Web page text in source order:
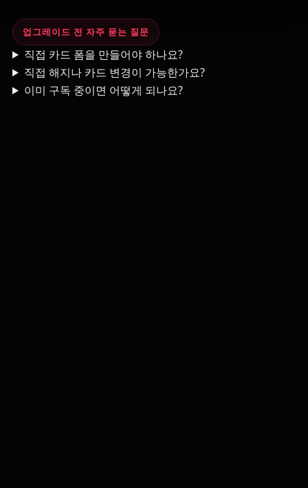
업그레이드 전 자주 묻는 질문
직접 카드 폼을 만들어야 하나요?
직접 해지나 카드 변경이 가능한가요?
이미 구독 중이면 어떻게 되나요?